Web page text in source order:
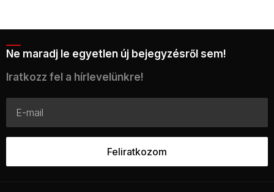
Ne maradj le egyetlen új bejegyzésről sem!
Iratkozz fel a hírlevelünkre!